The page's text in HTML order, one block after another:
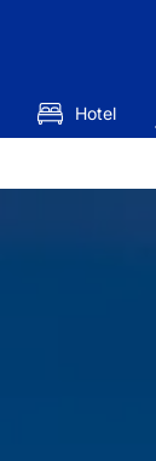
Hotel